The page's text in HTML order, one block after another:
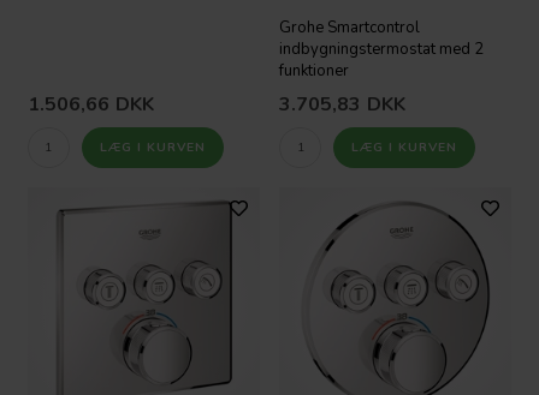
1.506,66 DKK
Grohe Smartcontrol
indbygningstermostat med 2
funktioner
3.705,83 DKK